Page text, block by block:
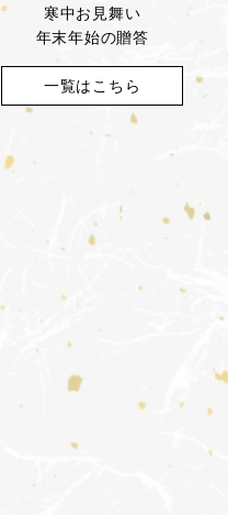
寒中お見舞い
年末年始の贈答
一覧はこちら